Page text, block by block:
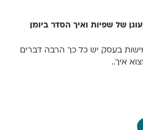
של שפיות ואיך הסדר ביומן
בעסק יש כל כך הרבה דברים
איך..